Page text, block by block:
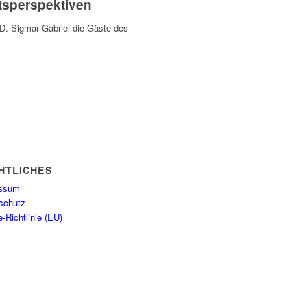
Sigmar Gabriel die Gäste des
Richtlinie (EU)